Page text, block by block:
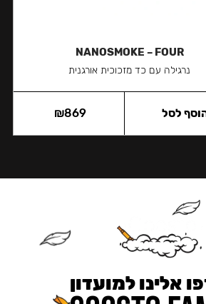
NANOSMOKE – FOUR
נרגילה עם כד מזכוכית אורגנית
₪869 לסל
אלינו למועדון